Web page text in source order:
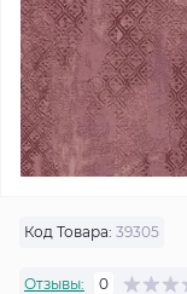
Код Товара: 39305
Отзывы: 0